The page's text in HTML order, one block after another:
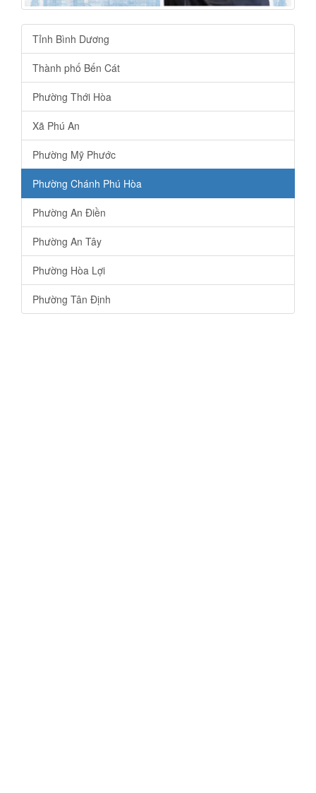
Tỉnh Bình Dương
Thành phố Bến Cát
Phường Thới Hòa
Xã Phú An
Phường Mỹ Phước
Phường Chánh Phú Hòa
Phường An Điền
Phường An Tây
Phường Hòa Lợi
Phường Tân Định